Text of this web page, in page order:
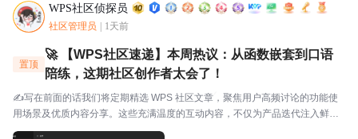
WPS社区侦探员
社区管理员 1天前
置顶
🚀 【WPS社区速递】本周热议：从函数嵌套到口语
陪练，这期社区创作者太会了！
✍️写在前面的话我们将定期精选 WPS 社区文章，聚焦用户高频讨论的功能使
用场景及优质内容分享。这些充满温度的互动内容，不仅为产品迭代注入鲜活
灵感，更搭建起官方与用户的双向沟通桥梁，每一份分享都值得被看见与珍